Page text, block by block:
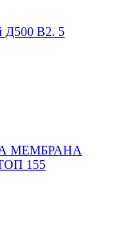
В2. 5